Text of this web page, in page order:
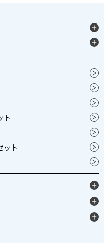
ト
ット